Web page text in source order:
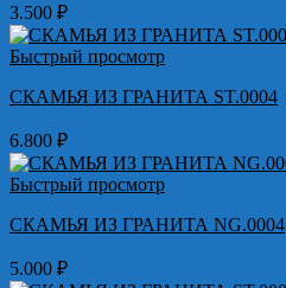
3.500 ₽
Быстрый просмотр
СКАМЬЯ ИЗ ГРАНИТА ST.0004
6.800 ₽
Быстрый просмотр
СКАМЬЯ ИЗ ГРАНИТА NG.0004
5.000 ₽